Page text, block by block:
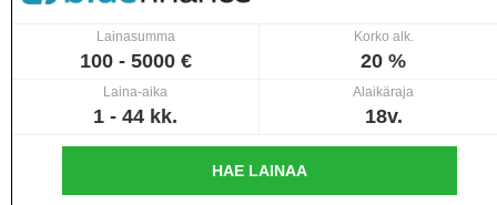
Lainasumma
100 - 5000 €
Korko alk.
20 %
Laina-aika
1 - 44 kk.
Alaikäraja
18v.
HAE LAINAA